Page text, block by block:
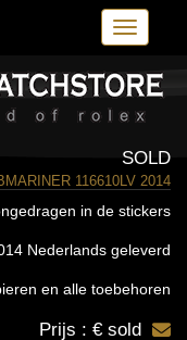
Toggle
SOLD
116610LV 2014
in de stickers
Nederlands geleverd
en alle toebehoren
Prijs : € sold